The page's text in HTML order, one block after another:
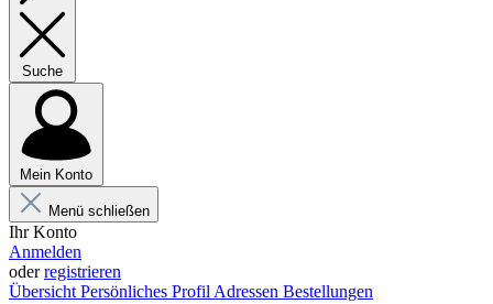
Suche
Mein Konto
Menü schließen
Ihr Konto
Anmelden
oderregistrieren
Übersicht Persönliches Profil Adressen Bestellungen